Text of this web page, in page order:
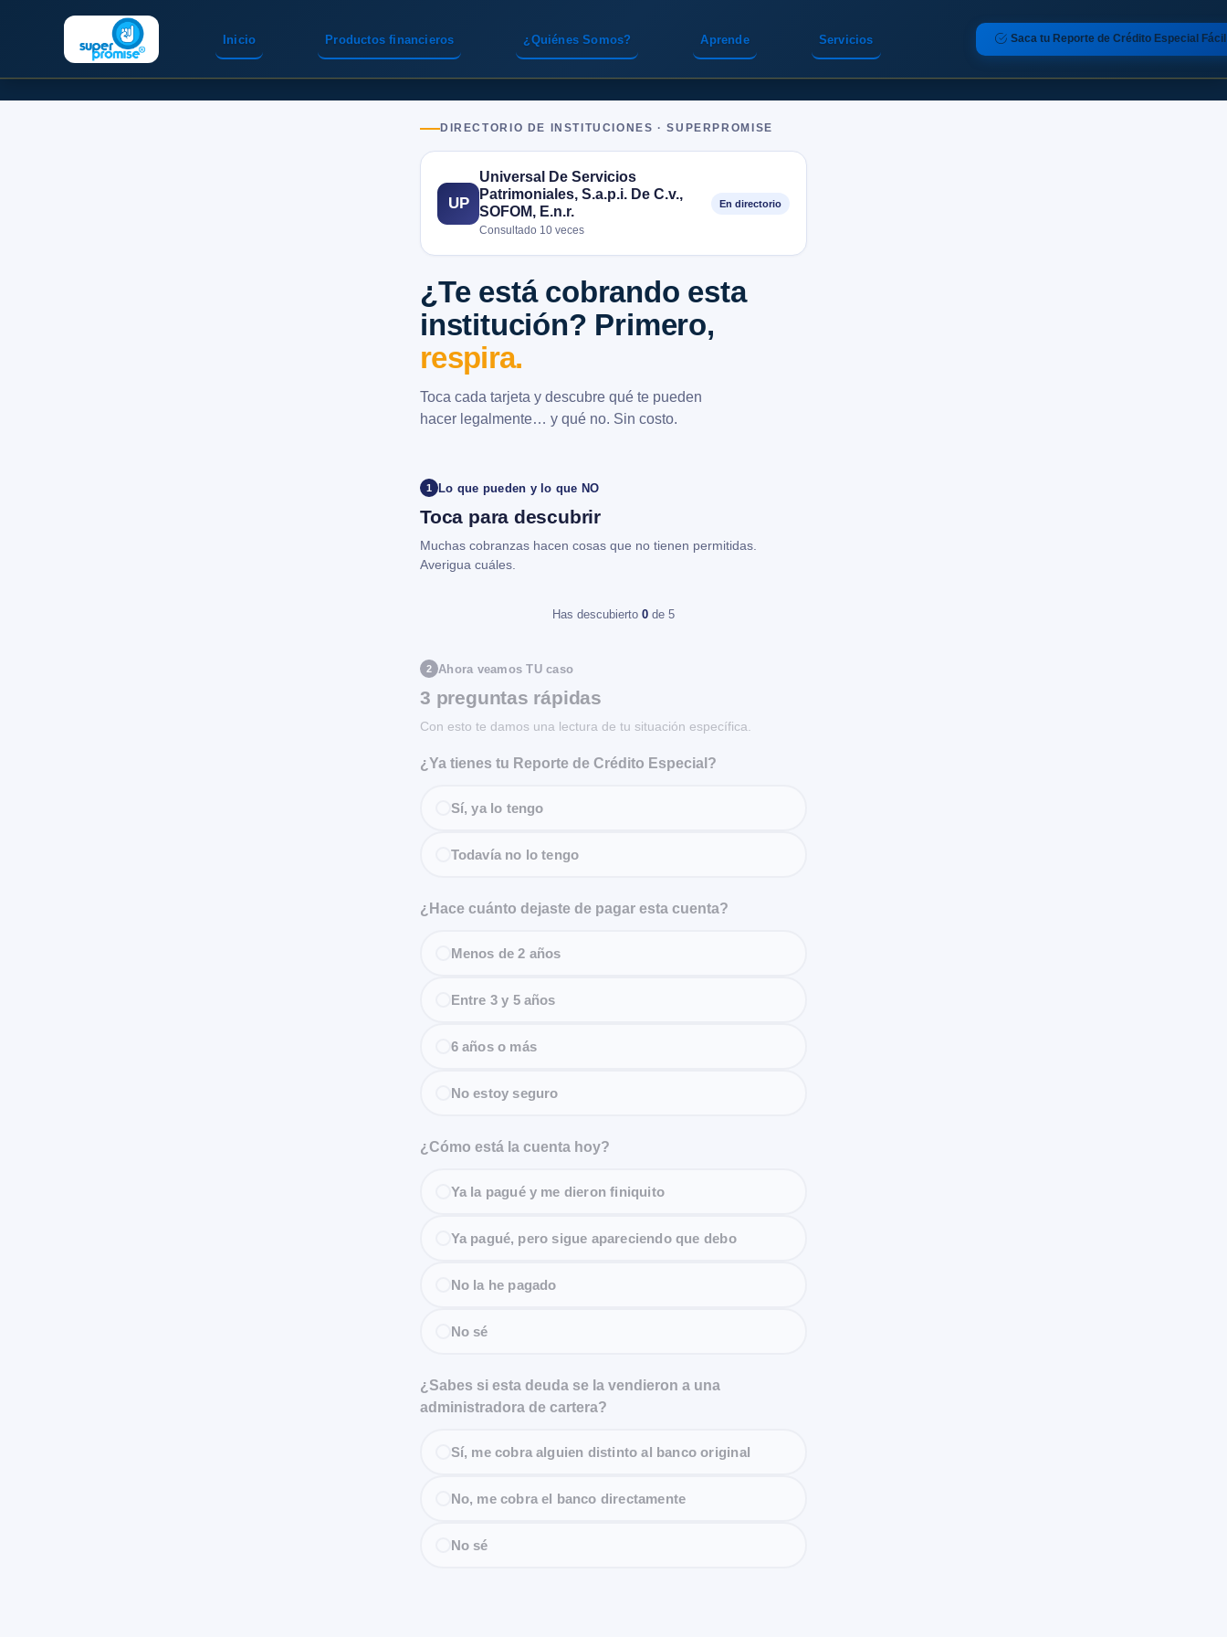
Inicio Servicios
Productos financieros ¿Quiénes Somos? Aprende Saca tu Reporte de Crédito Especial Fácil
DIRECTORIO DE INSTITUCIONES · SUPERPROMISE
UP
Universal De Servicios
Patrimoniales, S.a.p.i. De C.v.,
SOFOM, E.n.r.
Consultado 10 veces
En directorio
¿Te está cobrando esta
institución? Primero,
respira.
Toca cada tarjeta y descubre qué te pueden
hacer legalmente… y qué no. Sin costo.
1 Lo que pueden y lo que NO
Toca para descubrir
Muchas cobranzas hacen cosas que no tienen permitidas.
Averigua cuáles.
Has descubierto 0 de 5
2 Ahora veamos TU caso
3 preguntas rápidas
Con esto te damos una lectura de tu situación específica.
¿Ya tienes tu Reporte de Crédito Especial?
Sí, ya lo tengo
Todavía no lo tengo
¿Hace cuánto dejaste de pagar esta cuenta?
Menos de 2 años
Entre 3 y 5 años
6 años o más
No estoy seguro
¿Cómo está la cuenta hoy?
Ya la pagué y me dieron finiquito
Ya pagué, pero sigue apareciendo que debo
No la he pagado
No sé
¿Sabes si esta deuda se la vendieron a una
administradora de cartera?
Sí, me cobra alguien distinto al banco original
No, me cobra el banco directamente
No sé